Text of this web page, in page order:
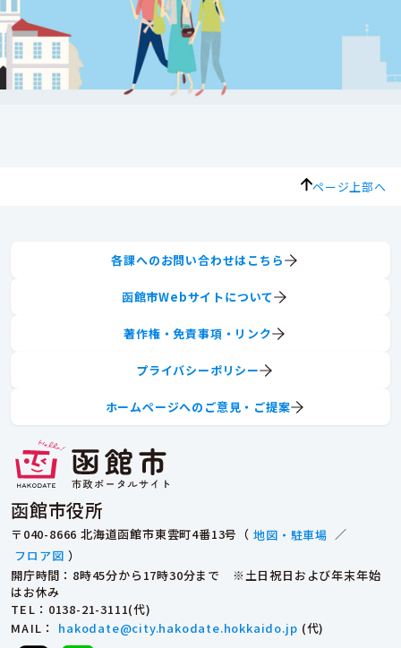
ページ上部へ
函館市役所
〒040-8666 北海道函館市東雲町4番13号（ 地図・駐車場 ／
フロア図 ）
開庁時間：8時45分から17時30分まで ※土日祝日および年末年始
はお休み
TEL ：0138-21-3111(代)
MAIL ： hakodate@city.hakodate.hokkaido.jp (代)
各課へのお問い合わせはこちら
函館市Webサイトについて
著作権・免責事項・リンク
プライバシーポリシー
ホームページへのご意見・ご提案